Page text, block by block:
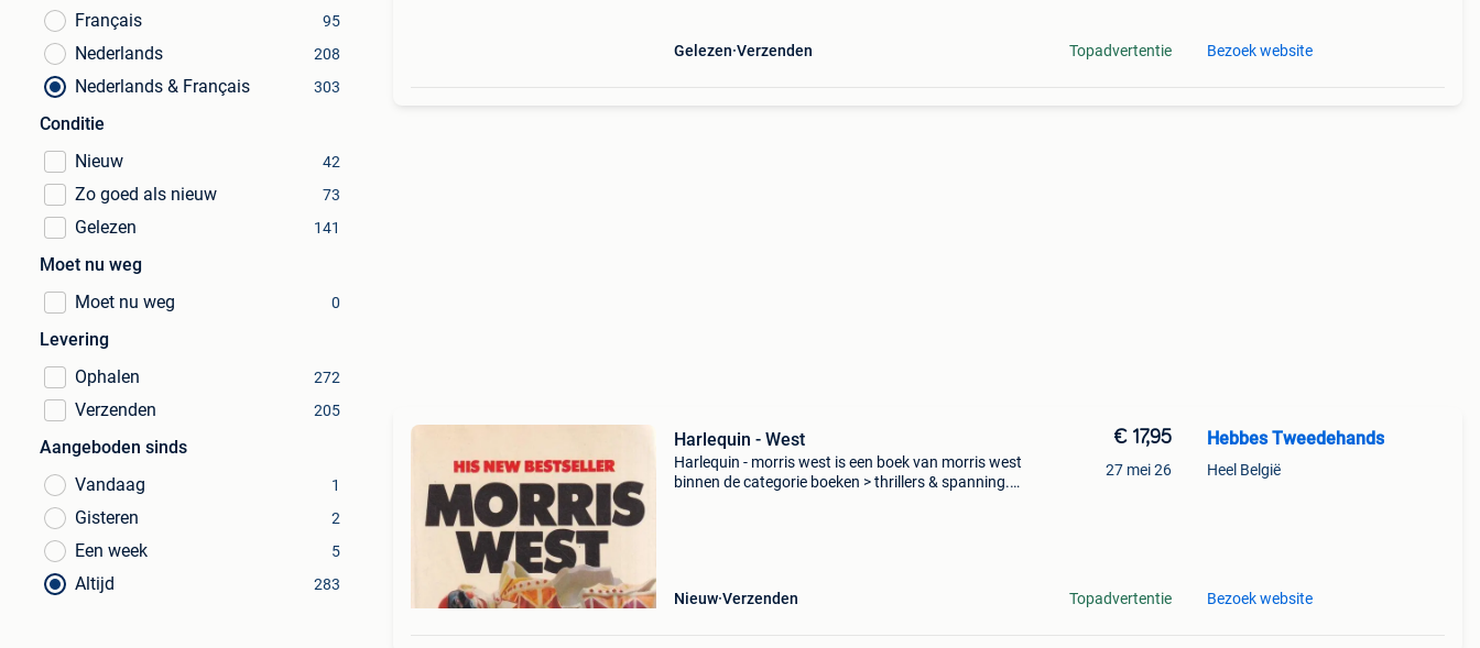
Français
95
Nederlands 208
Nederlands & Français 303
Conditie
Nieuw
42
Zo goed als nieuw 73
Gelezen 141
Moet nu weg
Moet nu weg
0
Levering
Ophalen
272
Verzenden 205
Aangeboden sinds
Vandaag
1
Gisteren 2
Een week 5
Altijd 283
Gelezen Verzenden Topadvertentie Bezoek website
Harlequin - West
Harlequin - morris west is een boek van morris west
binnen de categorie boeken > thrillers & spanning.
Nieuw Verzenden
€ 17,95
27 mei 26
Topadvertentie
Hebbes Tweedehands
Heel België
Bezoek website